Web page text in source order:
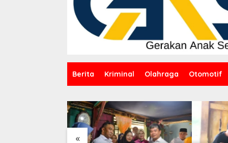
Berita Kriminal Olahraga Otomotif
«